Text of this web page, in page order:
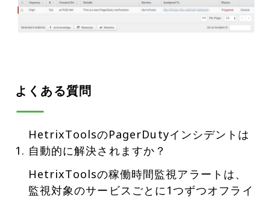
よくある質問
HetrixToolsのPagerDutyインシデントは
自動的に解決されますか？
HetrixToolsの稼働時間監視アラートは、
監視対象のサービスごとに1つずつオフライ